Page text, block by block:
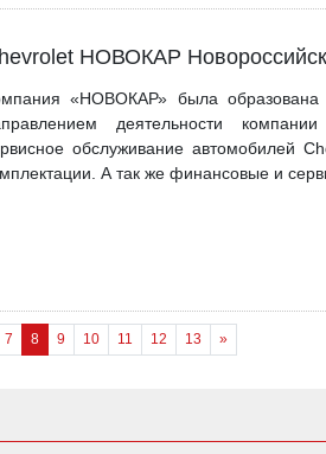
НОВОКАР
«НОВОКАР» была
деятельности
обслуживание автомобилей
А так же финансовые и
7 8 9 10 11 12 13 »